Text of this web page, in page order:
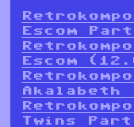
Escom
Escom
Akalabeth
Twins